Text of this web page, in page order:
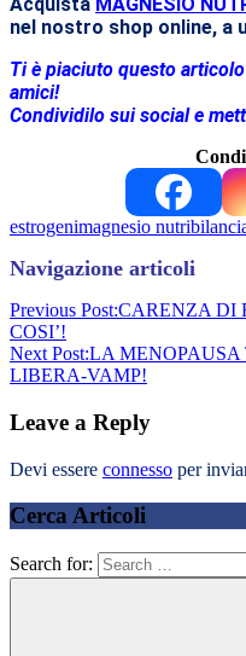
nel nostro shop online, a
Ti è piaciuto questo
amici!
Condividilo sui social e
estrogenimagnesio
Navigazione articoli
Previous Post:CARENZA DI
COSI’!
Next Post:LA MENOPAUSA
LIBERA-VAMP!
Leave a Reply
Devi essere connesso per
Cerca Articoli
Search for: